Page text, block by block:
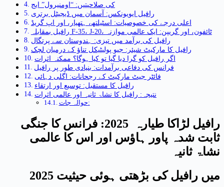
کی صلاحیتیں: “اومنیرول” ایج
رافیل ایویونکس: آسمان میں ڈیجیٹل برتری
اعلی درجے کی خصوصیات: اسٹیلتھ، ہتھیار، اور اپ گریڈ
رافیل بمقابلہ F-35، J-20، ٹائفون، اور گریپن: ایک عالمی موازنہ
رافیل کی برآمد میں تیزی: ہندوستان سے پرتگال
رافیل کا مارکیٹ شیئر: جیو پولیٹیکل تناؤ کے درمیان لچک
اگر رافیل کو گرا دیا گیا تو کیا ہوگا؟ ممکنہ اثرات
فرانس کی دفاعی برآمدات: بنیادی طور پر رافیل
فائٹر جیٹ مارکیٹ کے رجحانات: اگلی دہائی
رافیل کا مستقبل: توسیع اور ارتقاء
نتیجہ: رافیل کا نشاۃ ثانیہ اور عالمی اثرات
حوالہ جات:
رافیل لڑاکا طیارہ 2025: فرانس کا جنگی
ثابت شدہ پاور ہاؤس اور اس کا عالمی
نشاۃ ثانیہ
2025 میں رافیل کی بڑھتی ہوئی حیثیت